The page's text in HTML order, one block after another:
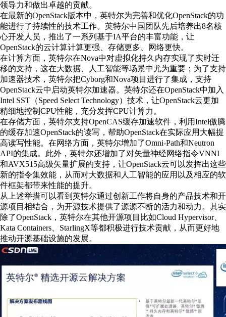
领导力和做出卓越的贡献。
在最新的OpenStack版本中，英特尔为完善和优化OpenStack的功
能进行了持续性的技术工作。英特尔中国团队先后培养出8名核
心开发人员，推出了一系列基于IA平台的丰富功能，让
OpenStack的云计算计算更强、存储更多、网络更快。
在计算方面，英特尔在Nova中对虚拟化持久内存实现了实时迁
移的支持，这在大数据、人工智能等场景中尤为重要；为了支持
加速器技术，英特尔把Cyborg和Nova项目进行了集成，支持
OpenStack云中启动英特尔加速器。英特尔还在OpenStack中加入
Intel SST（Speed Select Technology）技术，让OpenStack云更加
精细地控制CPU性能，充分发挥CPU计算力。
在存储方面，英特尔支持OpenCAS缓存加速软件，利用Intel傲腾
的缓存加速OpenStack的读写，帮助OpenStack在实际应用大幅提
高读写性能。在网络方面，英特尔增加了Omni-Path和Neutron
API的集成。此外，英特尔还增加了对矢量神经网络指令VNNI
和AVX515高级矢量扩展的支持，让OpenStack云可以发挥出这些
新的指令集效能，从而对大数据和人工智能的应用以及相应的软
件框架都带来性能的提升。
从上述举措可以看到英特尔通过创新工作将自身的产品技术和开
源项目相结合，为开源技术提供了源源不断的活力和动力。其实
除了OpenStack，英特尔在其他开源项目比如Cloud Hypervisor、
Kata Containers、StarlingX等都积极进行技术贡献，从而更好地
推动开源基础设施的发展。